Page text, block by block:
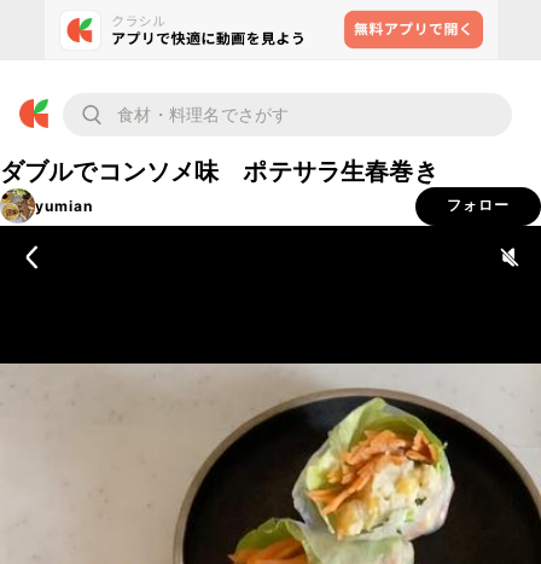
ダブルでコンソメ味 ポテサラ生春巻き
yumian フォロー